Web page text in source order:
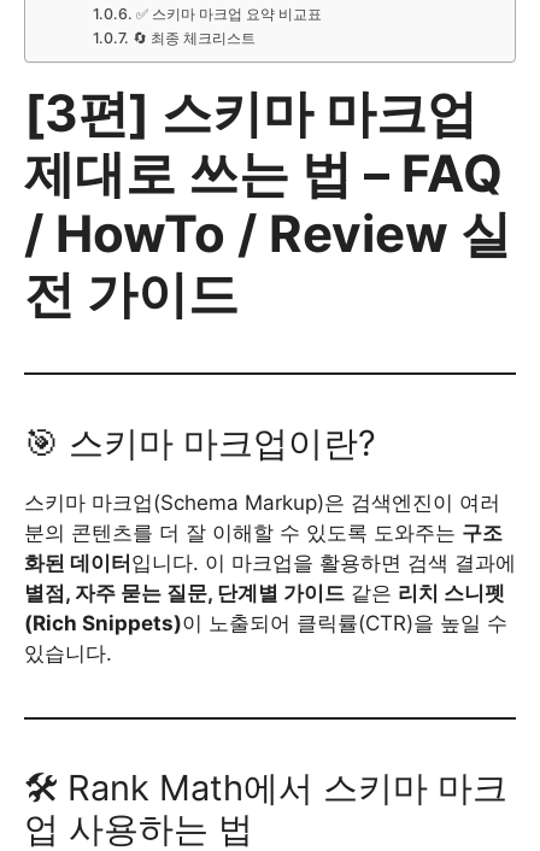
✅ 스키마 마크업 요약 비교표
🔄 최종 체크리스트
[3편] 스키마 마크업
제대로 쓰는 법 – FAQ
/ HowTo / Review 실
전 가이드
🎯 스키마 마크업이란?
스키마 마크업(Schema Markup)은 검색엔진이 여러
분의 콘텐츠를 더 잘 이해할 수 있도록 도와주는 구조
화된 데이터입니다. 이 마크업을 활용하면 검색 결과에
별점, 자주 묻는 질문, 단계별 가이드 같은 리치 스니펫
(Rich Snippets)이 노출되어 클릭률(CTR)을 높일 수
있습니다.
🛠️ Rank Math에서 스키마 마크
업 사용하는 법